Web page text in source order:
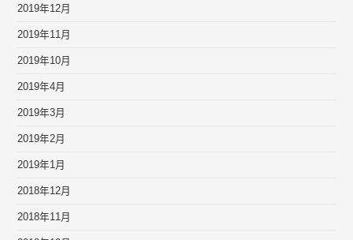
2019年12月
2019年11月
2019年10月
2019年4月
2019年3月
2019年2月
2019年1月
2018年12月
2018年11月